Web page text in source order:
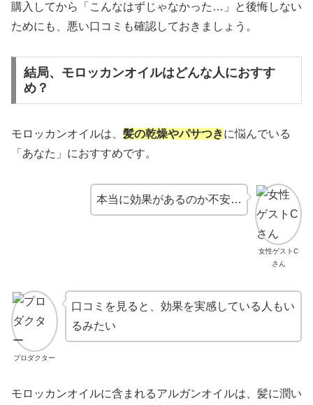
購入してから「こんなはずじゃなかった…」と後悔しない
ためにも、悪い口コミも確認しておきましょう。
結局、モロッカンオイルはどんな人におすす
め？
モロッカンオイルは、 髪の乾燥やパサつきに悩んでいる
「あなた」におすすめです。
女性ゲストC
さん
本当に効果があるのか不安…
プロダクター
口コミを見ると、効果を実感している人もい
るみたい
モロッカンオイルに含まれるアルガンオイルは、髪に潤い